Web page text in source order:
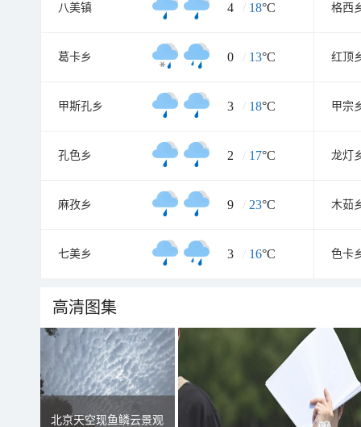
八美镇 4 / 18°C 格西
葛卡乡 0 / 13°C 红顶
甲斯孔乡 3 / 18°C 甲宗
孔色乡 2 / 17°C 龙灯
麻孜乡 9 / 23°C 木茹
七美乡 3 / 16°C 色卡
高清图集
北京天空现鱼鳞云景观